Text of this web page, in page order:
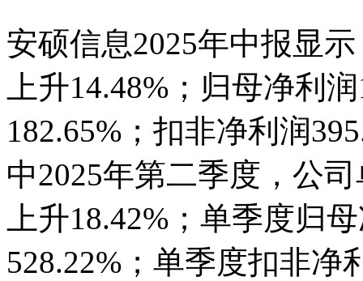
安硕信息2025年中报显
上升14.48%；归母净利
182.65%；扣非净利润
中2025年第二季度，公
上升18.42%；单季度归
528.22%；单季度扣非净